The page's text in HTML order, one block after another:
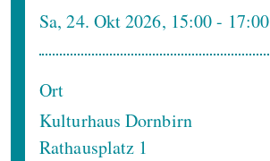
Sa, 24. Okt 2026, 15:00- 17:00
Ort
Kulturhaus Dornbirn
Rathausplatz 1